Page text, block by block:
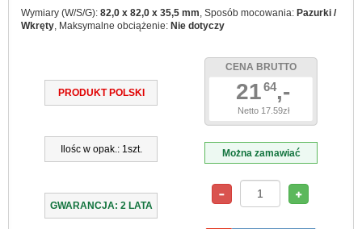
Wymiary (W/S/G): 82,0 x 82,0 x 35,5 mm, Sposób mocowania: Pazurki /
Wkręty, Maksymalne obciążenie: Nie dotyczy
PRODUKT POLSKI
Ilośc w opak.: 1szt.
GWARANCJA: 2 LATA
CENA BRUTTO
2164,-
Netto 17.59zł
Można zamawiać